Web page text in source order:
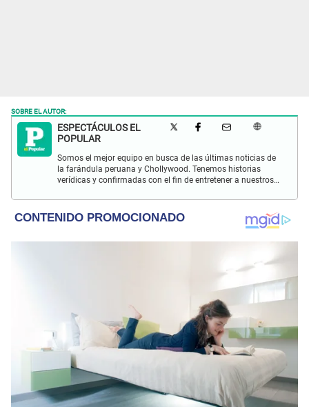
SOBRE EL AUTOR:
ESPECTÁCULOS EL
POPULAR
Somos el mejor equipo en busca de las últimas noticias de
la farándula peruana y Chollywood. Tenemos historias
verídicas y confirmadas con el fin de entretener a nuestros